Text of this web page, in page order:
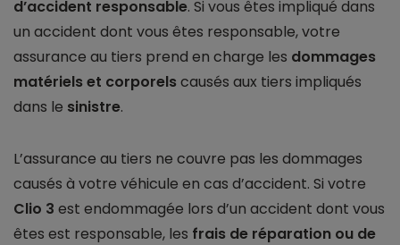
d’accident responsable. Si vous êtes impliqué dans
un accident dont vous êtes responsable, votre
assurance au tiers prend en charge les dommages
matériels et corporelscausés aux tiers impliqués
dans le sinistre.
L’assurance au tiers ne couvre pas les dommages
causés à votre véhicule en cas d’accident. Si votre
Clio 3 est endommagée lors d’un accident dont vous
êtes est responsable, les frais de réparation ou de